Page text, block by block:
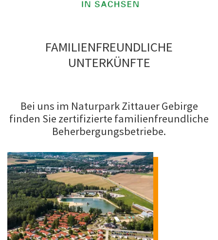
FAMILIENFREUNDLICHE
UNTERKÜNFTE
Bei uns im Naturpark Zittauer Gebirge
finden Sie zertifizierte familienfreundliche
Beherbergungsbetriebe.